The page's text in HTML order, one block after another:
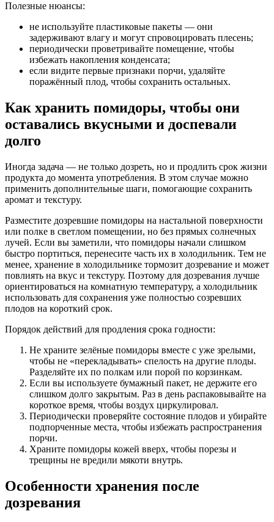
Полезные нюансы:
не используйте пластиковые пакеты — они
задерживают влагу и могут спровоцировать плесень;
периодически проветривайте помещение, чтобы
избежать накопления конденсата;
если видите первые признаки порчи, удаляйте
поражённый плод, чтобы сохранить остальных.
Как хранить помидоры, чтобы они
оставались вкусными и доспевали
долго
Иногда задача — не только дозреть, но и продлить срок жизни
продукта до момента употребления. В этом случае можно
применить дополнительные шаги, помогающие сохранить
аромат и текстуру.
Разместите дозревшие помидоры на настальной поверхности
или полке в светлом помещении, но без прямых солнечных
лучей. Если вы заметили, что помидоры начали слишком
быстро портиться, перенесите часть их в холодильник. Тем не
менее, хранение в холодильнике тормозит дозревание и может
повлиять на вкус и текстуру. Поэтому для дозревания лучше
ориентироваться на комнатную температуру, а холодильник
использовать для сохранения уже полностью созревших
плодов на короткий срок.
Порядок действий для продления срока годности:
Не храните зелёные помидоры вместе с уже зрелыми,
чтобы не «перекладывать» спелость на другие плоды.
Разделяйте их по полкам или порой по корзинкам.
Если вы используете бумажный пакет, не держите его
слишком долго закрытым. Раз в день распаковывайте на
короткое время, чтобы воздух циркулировал.
Периодически проверяйте состояние плодов и убирайте
подпорченные места, чтобы избежать распространения
порчи.
Храните помидоры кожей вверх, чтобы порезы и
трещины не вредили мякоти внутрь.
Особенности хранения после
дозревания